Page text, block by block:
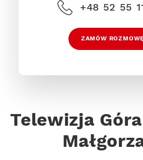
+48 52 55
ZAMÓW
Telewizja